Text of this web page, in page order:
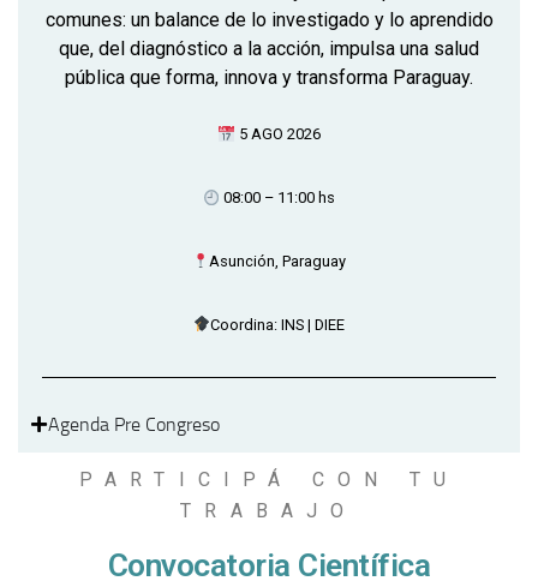
comunes: un balance de lo investigado y lo aprendido
que, del diagnóstico a la acción, impulsa una salud
pública que forma, innova y transforma Paraguay.
5 AGO 2026
08:00 – 11:00 hs
Asunción, Paraguay
Coordina: INS | DIEE
Agenda Pre Congreso
PARTICIPÁ CON TU
TRABAJO
Convocatoria Científica